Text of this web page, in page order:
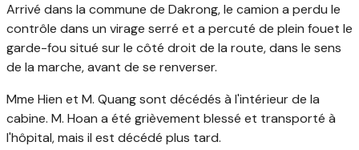
Arrivé dans la commune de Dakrong, le camion a perdu le
contrôle dans un virage serré et a percuté de plein fouet le
garde-fou situé sur le côté droit de la route, dans le sens
de la marche, avant de se renverser.
Mme Hien et M. Quang sont décédés à l'intérieur de la
cabine. M. Hoan a été grièvement blessé et transporté à
l'hôpital, mais il est décédé plus tard.